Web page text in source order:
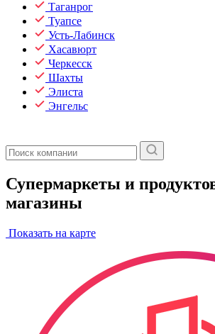
Таганрог
Туапсе
Усть-Лабинск
Хасавюрт
Черкесск
Шахты
Элиста
Энгельс
Супермаркеты и
магазины
Показать на карте